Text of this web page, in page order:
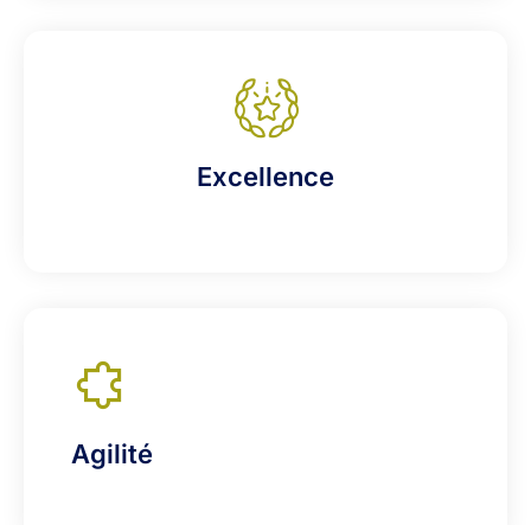
Excellence
Agilité